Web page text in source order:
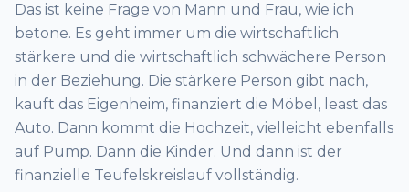
Das ist keine Frage von Mann und Frau, wie ich
betone. Es geht immer um die wirtschaftlich
stärkere und die wirtschaftlich schwächere Person
in der Beziehung. Die stärkere Person gibt nach,
kauft das Eigenheim, finanziert die Möbel, least das
Auto. Dann kommt die Hochzeit, vielleicht ebenfalls
auf Pump. Dann die Kinder. Und dann ist der
finanzielle Teufelskreislauf vollständig.